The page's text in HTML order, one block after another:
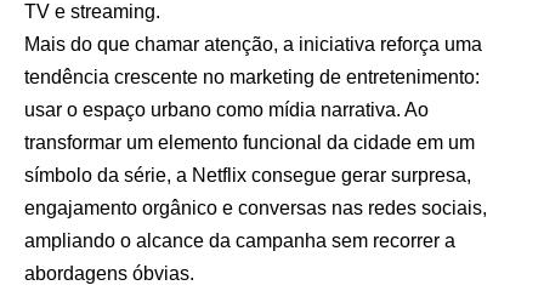
TV e streaming.
Mais do que chamar atenção, a iniciativa reforça uma
tendência crescente no marketing de entretenimento:
usar o espaço urbano como mídia narrativa. Ao
transformar um elemento funcional da cidade em um
símbolo da série, a Netflix consegue gerar surpresa,
engajamento orgânico e conversas nas redes sociais,
ampliando o alcance da campanha sem recorrer a
abordagens óbvias.